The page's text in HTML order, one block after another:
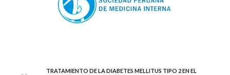
TRATAMIENTO DE LA DIABETES MELLITUS TIPO 2 EN EL